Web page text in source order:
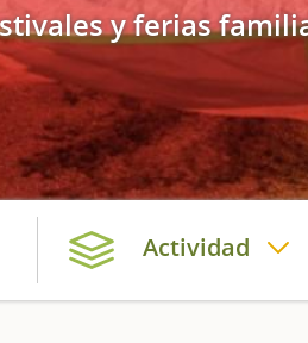
y ferias
Actividad